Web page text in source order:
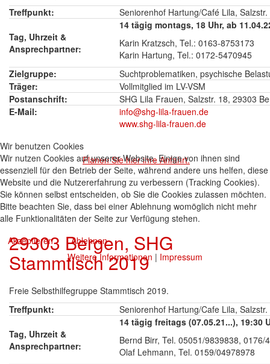
Treffpunkt:
Seniorenhof Hartung/Café Lila,
Tag, Uhrzeit &
Ansprechpartner:
14 tägig montags, 18 Uhr, ab
Karin Kratzsch, Tel.: 0163-8753173
Karin Hartung, Tel.: 0172-5470945
Zielgruppe:
Suchtproblematiken, psychische
Träger:
Vollmitglied im LV-VSM
Postanschrift:
SHG Lila Frauen, Salzstr. 18, 29303
E-Mail:
info@shg-lila-frauen.de
www.shg-lila-frauen.de
Planen Sie hier ihre Anfahrt.
29303 Bergen, SHG
Stammtisch 2019
Freie Selbsthilfegruppe Stammtisch 2019.
Treffpunkt:
Seniorenhof Hartung/Cafe Lila,
Tag, Uhrzeit &
Ansprechpartner:
14 tägig freitags (07.05.21...), 19:30
Bernd Birr, Tel. 05051/9839838, 0176/
Olaf Lehmann, Tel. 0159/04978978
Wir benutzen Cookies
Wir nutzen Cookies auf unserer Website. Einige von ihnen sind
essenziell für den Betrieb der Seite, während andere uns helfen, diese
Website und die Nutzererfahrung zu verbessern (Tracking Cookies).
Sie können selbst entscheiden, ob Sie die Cookies zulassen möchten.
Bitte beachten Sie, dass bei einer Ablehnung womöglich nicht mehr
alle Funktionalitäten der Seite zur Verfügung stehen.
Akzeptieren
Ablehnen
Weitere Informationen | Impressum